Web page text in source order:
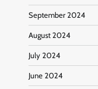
September 2024
August 2024
July 2024
June 2024